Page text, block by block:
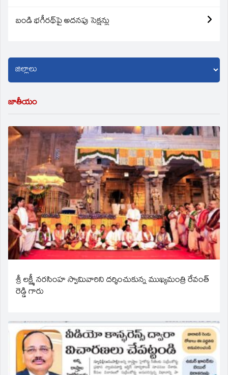
బండి భగీరథ్‌పై అదనపు సెక్షన్లు
జాతీయం
శ్రీ లక్ష్మీ నరసింహ స్వామివారిని దర్శించుకున్న ముఖ్యమంత్రి రేవంత్
రెడ్డి గారు